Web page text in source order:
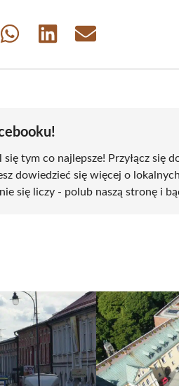
Share
Share
Share
tym co najlepsze! Przyłącz się
dowiedzieć się więcej o
się liczy - polub naszą stronę i